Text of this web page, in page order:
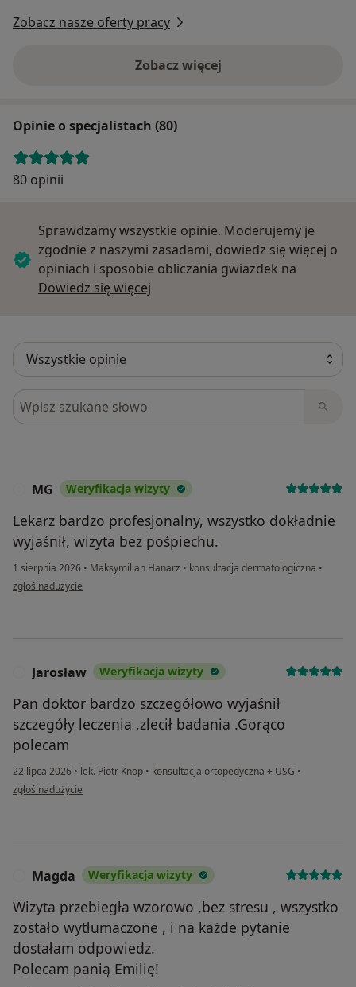
Zobacz nasze oferty pracy
Zobacz więcej
Opinie o specjalistach (80)
80 opinii
Sprawdzamy wszystkie opinie. Moderujemy je
zgodnie z naszymi zasadami, dowiedz się więcej o
opiniach i sposobie obliczania gwiazdek na
Dowiedz się więcej
Szukaj w opiniach
MG Weryfikacja wizyty
Lekarz bardzo profesjonalny, wszystko dokładnie
wyjaśnił, wizyta bez pośpiechu.
1 sierpnia 2026 • Maksymilian Hanarz • konsultacja dermatologiczna •
w opinii użytkownika MG
zgłoś nadużycie
Jarosław Weryfikacja wizyty
Pan doktor bardzo szczegółowo wyjaśnił
szczegóły leczenia ,zlecił badania .Gorąco
polecam
22 lipca 2026 • lek. Piotr Knop • konsultacja ortopedyczna + USG •
w opinii użytkownika Jarosław
zgłoś nadużycie
Magda Weryfikacja wizyty
Wizyta przebiegła wzorowo ,bez stresu , wszystko
zostało wytłumaczone , i na każde pytanie
dostałam odpowiedz.
Polecam panią Emilię!